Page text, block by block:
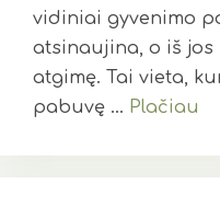
vidiniai gyvenimo
atsinaujina, o iš
atgimę. Tai vieta,
pabuvę … Plačiau